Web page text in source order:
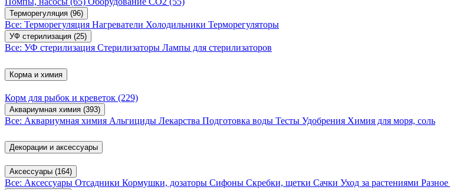
Терморегуляция (96)
Все: Терморегуляция Нагреватели Холодильники Терморегуляторы
УФ стерилизация (25)
Все: УФ стерилизация Стерилизаторы Лампы для стерилизаторов
Корма и химия
Корм для рыбок и креветок (229)
Аквариумная химия (393)
Все: Аквариумная химия Альгициды Лекарства Подготовка воды Тесты Удобрения Химия для моря, соль
Декорации и аксессуары
Аксессуары (164)
Все: Аксессуары Отсадники Кормушки, дозаторы Сифоны Скребки, щетки Сачки Уход за растениями Разное